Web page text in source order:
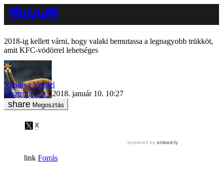
2018-ig kellett várni, hogy valaki bemutassa a legnagyobb trükköt,
amit KFC-vödörrel lehetséges
Vikunya Vendel
gasztronómia
2018. január 10. 10:27
Megosztás
Forrás